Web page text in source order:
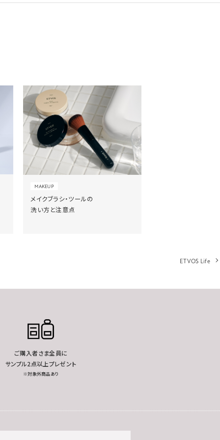
MAKEUP
メイクブラシ・ツールの
洗い方と注意点
ETVOS Life
ご購入者さま全員に
サンプル2点以上プレゼント
※対象外商品あり